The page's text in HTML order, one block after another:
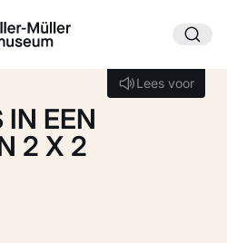
Lees voor
Lees voor
IN EEN
2 X 2